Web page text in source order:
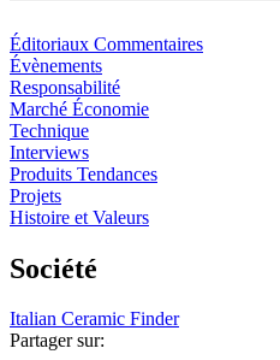
Éditoriaux Commentaires
Évènements
Responsabilité
Marché Économie
Technique
Interviews
Produits Tendances
Projets
Histoire et Valeurs
Société
Italian Ceramic Finder
Partager sur: